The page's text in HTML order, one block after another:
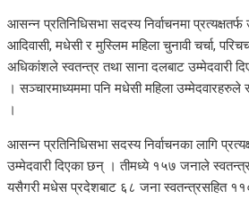
आसन्न प्रतिनिधिसभा सदस्य निर्वाचनमा प्रत्यक्षतर्फ
आदिवासी, मधेसी र मुस्लिम महिला चुनावी चर्चा,
अधिकांशले स्वतन्त्र तथा साना दलबाट उम्मेदवारी
। सञ्चारमाध्यममा पनि मधेसी महिला
।
आसन्न प्रतिनिधिसभा सदस्य निर्वाचनका लागि
उम्मेदवारी दिएका छन् । तीमध्ये १५७ जनाले
यसैगरी मधेस प्रदेशबाट ६८ जना स्वतन्त्रसहित ११०